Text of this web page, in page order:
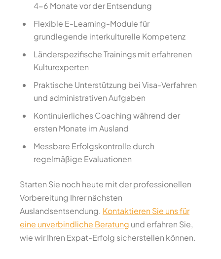
4-6 Monate vor der Entsendung
Flexible E-Learning-Module für
grundlegende interkulturelle Kompetenz
Länderspezifische Trainings mit erfahrenen
Kulturexperten
Praktische Unterstützung bei Visa-Verfahren
und administrativen Aufgaben
Kontinuierliches Coaching während der
ersten Monate im Ausland
Messbare Erfolgskontrolle durch
regelmäßige Evaluationen
Starten Sie noch heute mit der professionellen
Vorbereitung Ihrer nächsten
Auslandsentsendung. Kontaktieren Sie uns für
eine unverbindliche Beratung und erfahren Sie,
wie wir Ihren Expat-Erfolg sicherstellen können.